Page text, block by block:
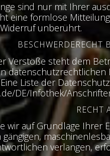
sind nur mit Ihrer
eine formlose
unberührt.
Verstöße steht dem
Liste der
DE/Infothek/
RECHT
wir auf Grundlage
verlangen,